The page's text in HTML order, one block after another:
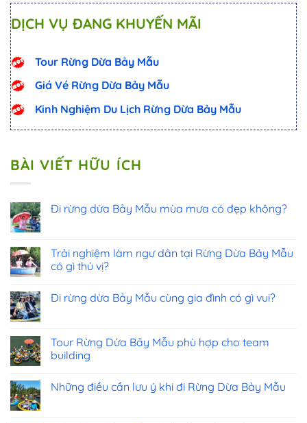
DỊCH VỤ ĐANG KHUYẾN MÃI
Tour Rừng Dừa Bảy Mẫu
Giá Vé Rừng Dừa Bảy Mẫu
Kinh Nghiệm Du Lịch Rừng Dừa Bảy Mẫu
BÀI VIẾT HỮU ÍCH
Đi rừng dừa Bảy Mẫu mùa mưa có đẹp không?
Trải nghiệm làm ngư dân tại Rừng Dừa Bảy Mẫu
có gì thú vị?
Đi rừng dừa Bảy Mẫu cùng gia đình có gì vui?
Tour Rừng Dừa Bảy Mẫu phù hợp cho team
building
Những điều cần lưu ý khi đi Rừng Dừa Bảy Mẫu